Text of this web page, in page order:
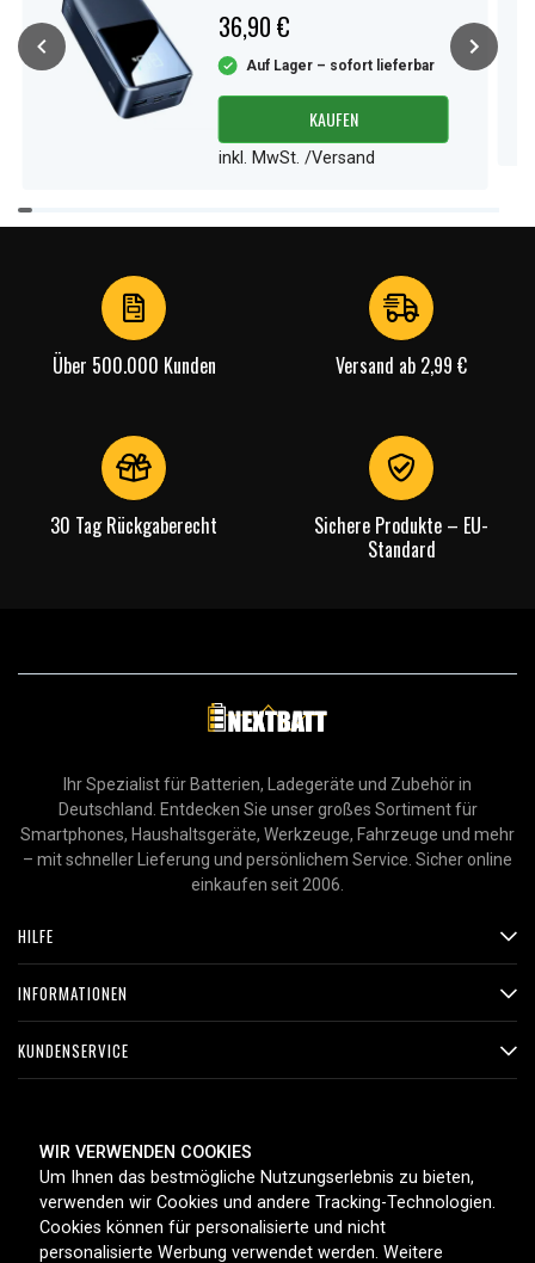
36,90 €
Auf Lager – sofort lieferbar
KAUFEN
inkl. MwSt. /Versand
Item
1
Über 500.000 Kunden Versand ab 2,99 €
30 Tag Rückgaberecht
Sichere Produkte – EU-
Standard
Ihr Spezialist für Batterien, Ladegeräte und Zubehör in
Deutschland. Entdecken Sie unser großes Sortiment für
Smartphones, Haushaltsgeräte, Werkzeuge, Fahrzeuge und mehr
– mit schneller Lieferung und persönlichem Service. Sicher online
einkaufen seit 2006.
HILFE
INFORMATIONEN
KUNDENSERVICE
ZAHLUNGSMETHODEN
LIEFEROPTIONEN
WIR VERWENDEN COOKIES
Um Ihnen das bestmögliche Nutzungserlebnis zu bieten,
verwenden wir Cookies und andere Tracking-Technologien.
Cookies können für personalisierte und nicht
personalisierte Werbung verwendet werden. Weitere